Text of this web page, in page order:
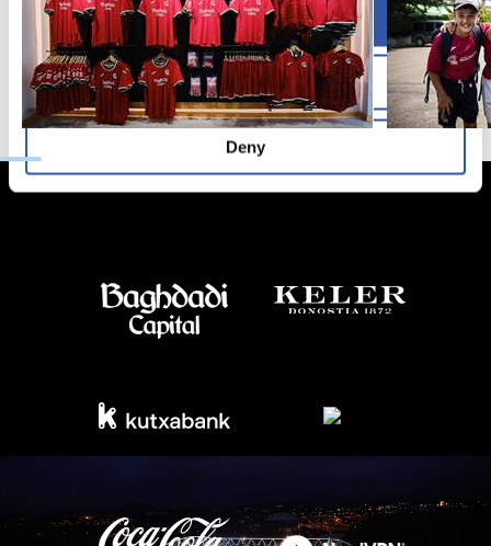
Allow all
Allow selection
Deny